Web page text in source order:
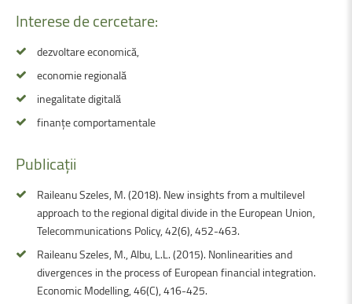
Interesedecercetare:
dezvoltare economică,
economie regională
inegalitate digitală
finanțe comportamentale
Publicații
Raileanu Szeles, M. (2018). New insights from a multilevel
approach to the regional digital divide in the European Union,
Telecommunications Policy, 42(6), 452-463.
Raileanu Szeles, M., Albu, L.L. (2015). Nonlinearities and
divergences in the process of European financial integration.
Economic Modelling, 46(C), 416-425.